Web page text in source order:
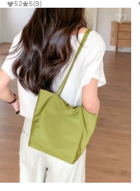
52 5(9)